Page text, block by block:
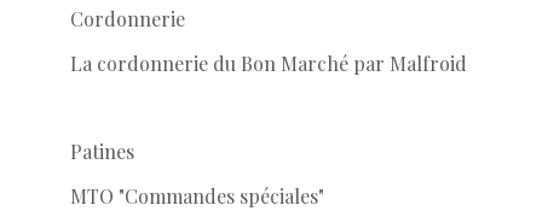
Cordonnerie
La cordonnerie du Bon Marché par Malfroid
Patines
MTO "Commandes spéciales"